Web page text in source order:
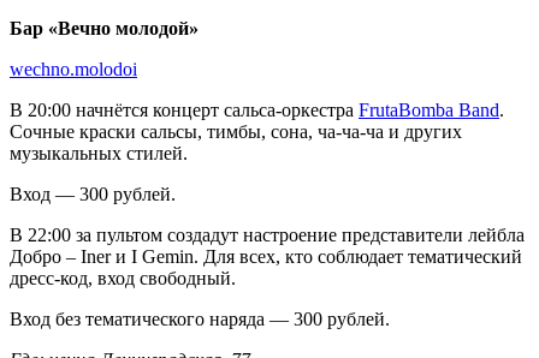
Бар «Вечно молодой»
wechno.molodoi
В 20:00 начнётся концерт сальса-оркестра FrutaBomba Band.
Сочные краски сальсы, тимбы, сона, ча-ча-ча и других
музыкальных стилей.
Вход — 300 рублей.
В 22:00 за пультом создадут настроение представители лейбла
Добро – Iner и I Gemin. Для всех, кто соблюдает тематический
дресс-код, вход свободный.
Вход без тематического наряда — 300 рублей.